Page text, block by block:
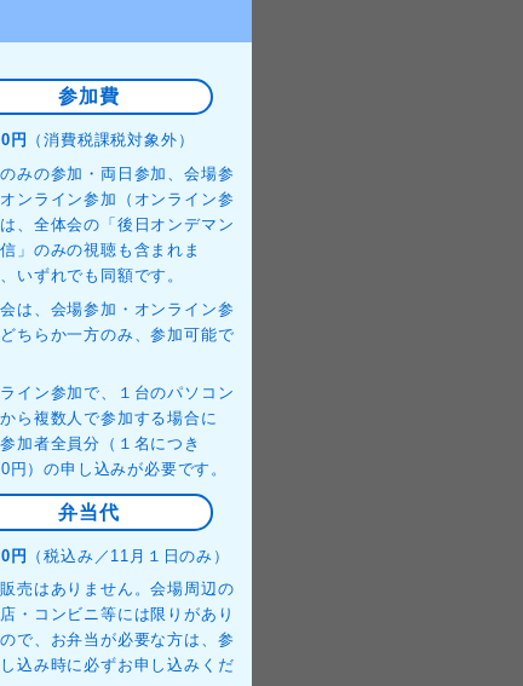
参加費
円
（消費税課税対象外）
のみの参加・両日参加、会場参
ンライン参加（オンライン参
、全体会の「後日オンデマン
信」のみの視聴も含まれま
いずれでも同額です。
は、会場参加・オンライン参
ちらか一方のみ、参加可能で
イン参加で、１台のパソコン
ら複数人で参加する場合に
加者全員分（１名につき
円）の申し込みが必要です。
弁当代
円 （税込み／11月１日のみ）
売はありません。会場周辺の
・コンビニ等には限りがあり
で、お弁当が必要な方は、参
込み時に必ずお申し込みくだ